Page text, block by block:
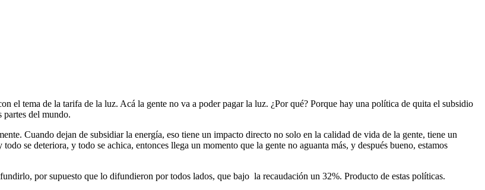
el tema de la tarifa de la luz. Acá la gente no va a poder pagar la luz. ¿Por qué? Porque hay una política de quita el subsidio
partes del mundo.
Cuando dejan de subsidiar la energía, eso tiene un impacto directo no solo en la calidad de vida de la gente, tiene un
se deteriora, y todo se achica, entonces llega un momento que la gente no aguanta más, y después bueno, estamos
por supuesto que lo difundieron por todos lados, que bajo la recaudación un 32%. Producto de estas políticas.